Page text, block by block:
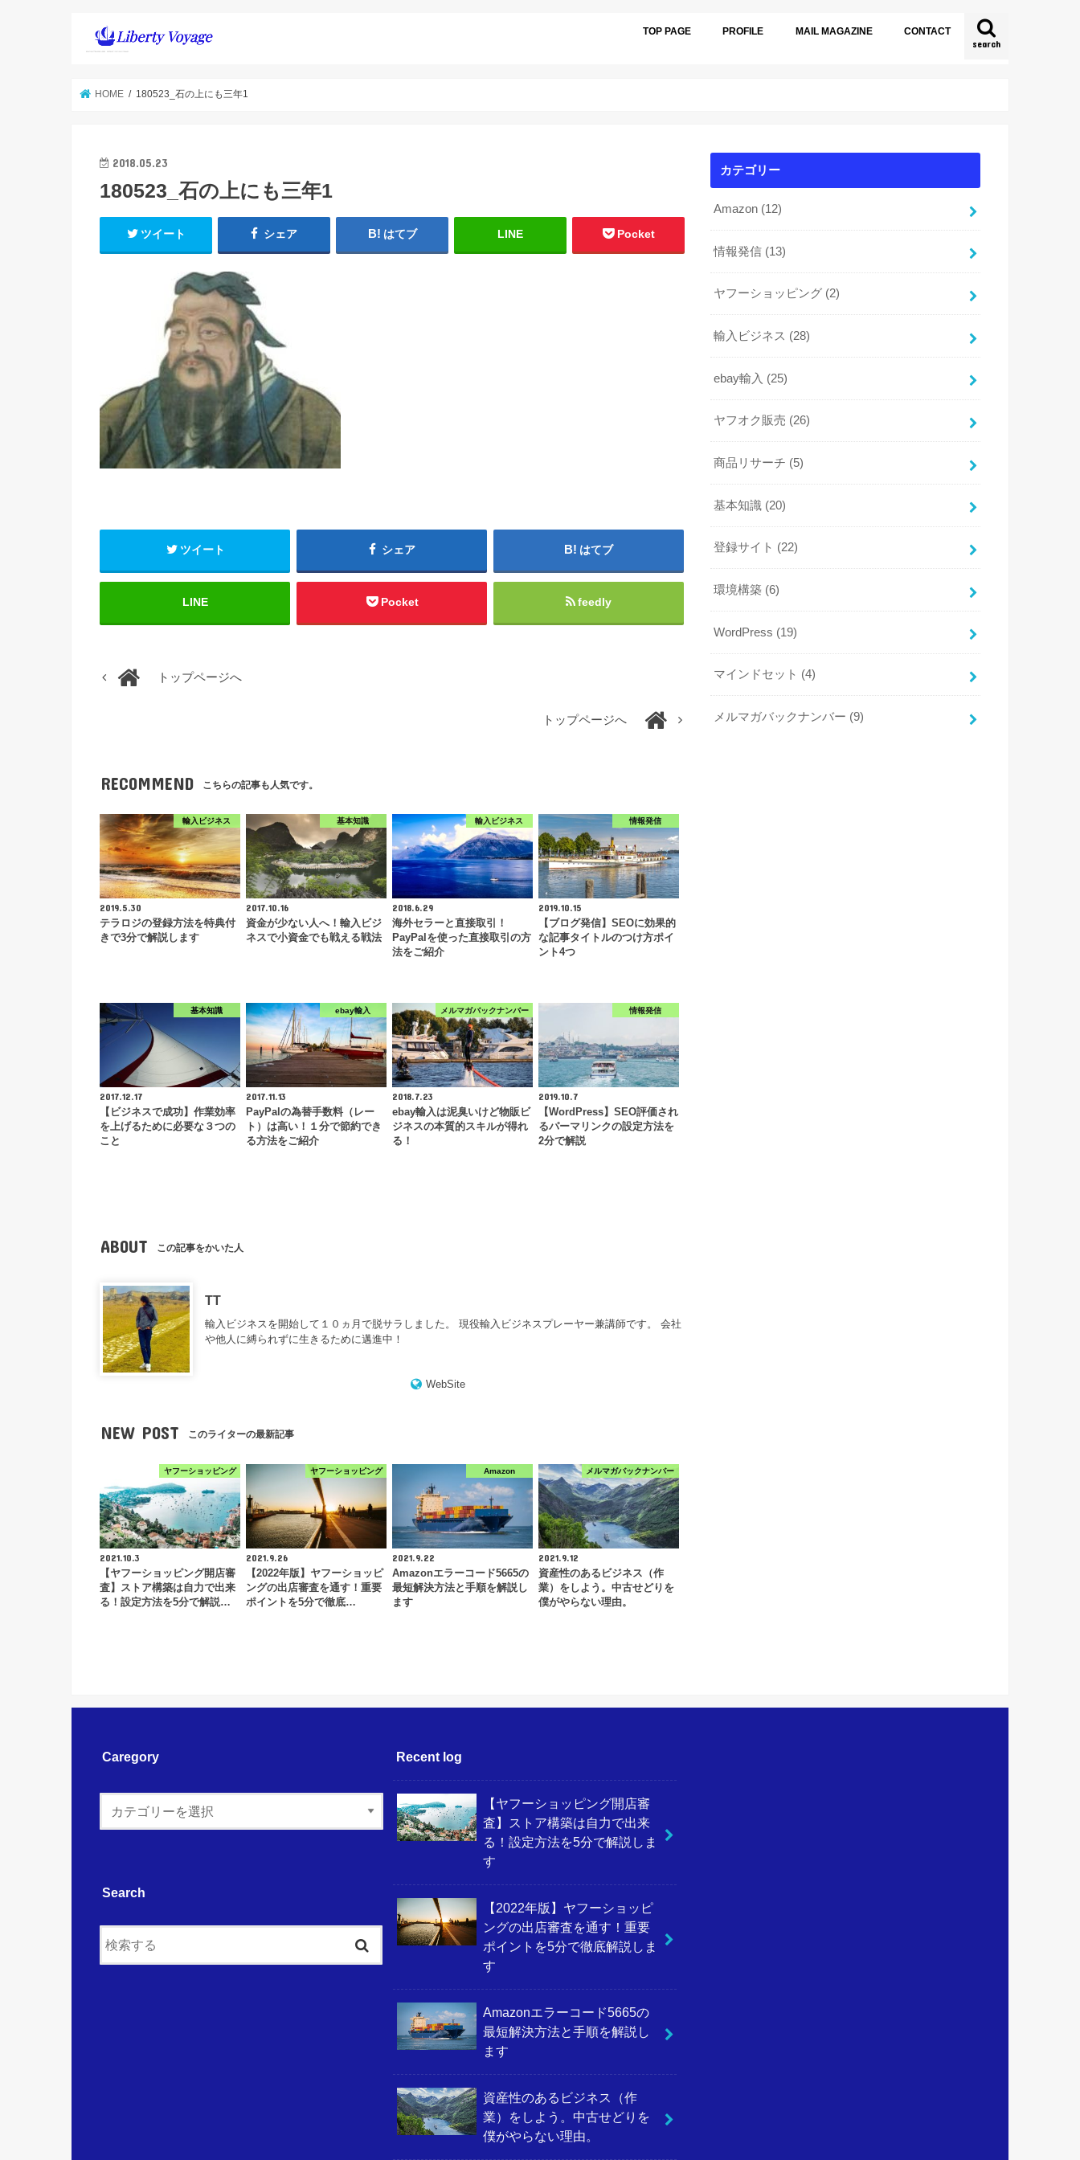
search
TOP PAGE PROFILE MAIL MAGAZINE CONTACT
HOME 180523_石の上にも三年1
2018.05.23
180523_石の上にも三年1
ツイート シェア はてブ LINE Pocket
ツイート シェア はてブ
LINE Pocket feedly
トップページへ
トップページへ
RECOMMEND こちらの記事も人気です。
輸入ビジネス
2019.5.30
テラロジの登録方法を特典付
きで3分で解説します
基本知識
2017.10.16
資金が少ない人へ！輸入ビジ
ネスで小資金でも戦える戦法
輸入ビジネス
2018.6.29
海外セラーと直接取引！
PayPalを使った直接取引の方
法をご紹介
情報発信
2019.10.15
【ブログ発信】SEOに効果的
な記事タイトルのつけ方ポイ
ント4つ
基本知識
2017.12.17
【ビジネスで成功】作業効率
を上げるために必要な３つの
こと
ebay輸入
2017.11.13
PayPalの為替手数料（レー
ト）は高い！１分で節約でき
る方法をご紹介
メルマガバックナンバー
2018.7.23
ebay輸入は泥臭いけど物販ビ
ジネスの本質的スキルが得れ
る！
情報発信
2019.10.7
【WordPress】SEO評価され
るパーマリンクの設定方法を
2分で解説
ABOUT この記事をかいた人
TT
輸入ビジネスを開始して１０ヵ月で脱サラしました。 現役輸入ビジネスプレーヤー兼講師です。 会社
や他人に縛られずに生きるために邁進中！
WebSite
NEW POST このライターの最新記事
ヤフーショッピング
2021.10.3
【ヤフーショッピング開店審
査】ストア構築は自力で出来
る！設定方法を5分で解説…
ヤフーショッピング
2021.9.26
【2022年版】ヤフーショッピ
ングの出店審査を通す！重要
ポイントを5分で徹底…
Amazon
2021.9.22
Amazonエラーコード5665の
最短解決方法と手順を解説し
ます
メルマガバックナンバー
2021.9.12
資産性のあるビジネス（作
業）をしよう。中古せどりを
僕がやらない理由。
カテゴリー
Amazon (12)
情報発信 (13)
ヤフーショッピング (2)
輸入ビジネス (28)
ebay輸入 (25)
ヤフオク販売 (26)
商品リサーチ (5)
基本知識 (20)
登録サイト (22)
環境構築 (6)
WordPress (19)
マインドセット (4)
メルマガバックナンバー (9)
Caregory
Search
Recent log
【ヤフーショッピング開店審
査】ストア構築は自力で出来
る！設定方法を5分で解説しま
す
【2022年版】ヤフーショッピ
ングの出店審査を通す！重要
ポイントを5分で徹底解説しま
す
Amazonエラーコード5665の
最短解決方法と手順を解説し
ます
資産性のあるビジネス（作
業）をしよう。中古せどりを
僕がやらない理由。